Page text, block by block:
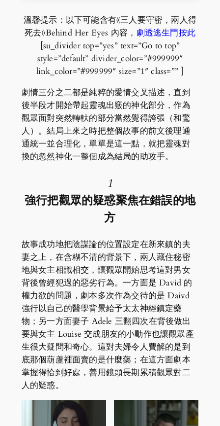
溫馨提示：以下可能含有《三人要守密，兩人得
死去》Behind Her Eyes 內容， 劇透逃生門按此
[su_divider top=”yes” text=”Go to top”
style=”default” divider_color=”#999999″
link_color=”#999999″ size=”1″ class=”” ]
劇情三分之二都是純粹的愛情交叉描述，直到
後半段才開始帶起靈魂出竅的神化部分，作為
觀眾面對突然轉軑的部分當然覺得誇張（和驚
人）。結局上來之時把整個故事的前文後理通
通統一並合理化，單單是這一點，就把靈魂對
換的忽然神化一整個成為結局的助攻手。
1
強行把觀眾的疑惑聚焦在錯誤的地
方
故事成功地把陰謀論的位置設定在新來鎮的夫
妻之上，在含糊不清的背景下，兩人藏住秘密
地與女主相識相交，讓觀眾開始思考這對男女
背後曾經犯過的惡劣行為。一方面是 David 的
權力欲的問題，劇本多次作為交待的是 Daivd
強行以自己的醫學背景給予太太神經鎮定藥
物；另一方面妻子 Adele 三翻四次在背後做出
要與女主 Louise 交成朋友的小動作也讓觀眾產
生很大疑問和奇心。這對夫婦令人費解的是到
底那個葫蘆裡面賣的是什麼藥；在這方面劇本
掌握得恰到好處，善用鏡頭長期累積觀眾對二
人的疑惑。